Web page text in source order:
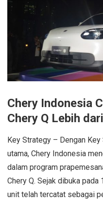
Chery Indonesia
Chery Q Lebih
Key Strategy – Dengan
utama, Chery Indonesia
dalam program
Chery Q. Sejak dibuka
unit telah tercatat sebagai